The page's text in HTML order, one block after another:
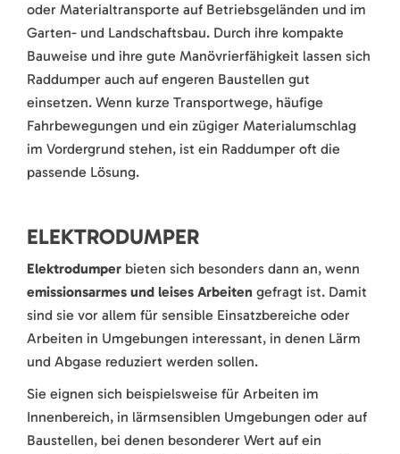
oder Materialtransporte auf Betriebsgeländen und im
Garten- und Landschaftsbau. Durch ihre kompakte
Bauweise und ihre gute Manövrierfähigkeit lassen sich
Raddumper auch auf engeren Baustellen gut
einsetzen. Wenn kurze Transportwege, häufige
Fahrbewegungen und ein zügiger Materialumschlag
im Vordergrund stehen, ist ein Raddumper oft die
passende Lösung.
ELEKTRODUMPER
Elektrodumper bieten sich besonders dann an, wenn
emissionsarmes und leises Arbeiten gefragt ist. Damit
sind sie vor allem für sensible Einsatzbereiche oder
Arbeiten in Umgebungen interessant, in denen Lärm
und Abgase reduziert werden sollen.
Sie eignen sich beispielsweise für Arbeiten im
Innenbereich, in lärmsensiblen Umgebungen oder auf
Baustellen, bei denen besonderer Wert auf ein